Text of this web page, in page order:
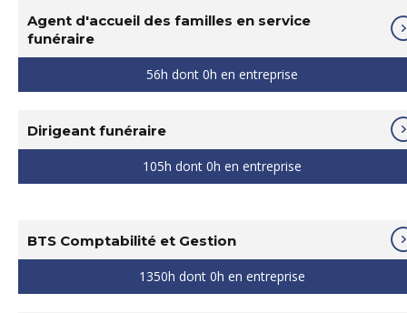
Agent d'accueil des familles en service
funéraire
56h dont 0h en entreprise
Dirigeant funéraire
105h dont 0h en entreprise
BTS Comptabilité et Gestion
1350h dont 0h en entreprise